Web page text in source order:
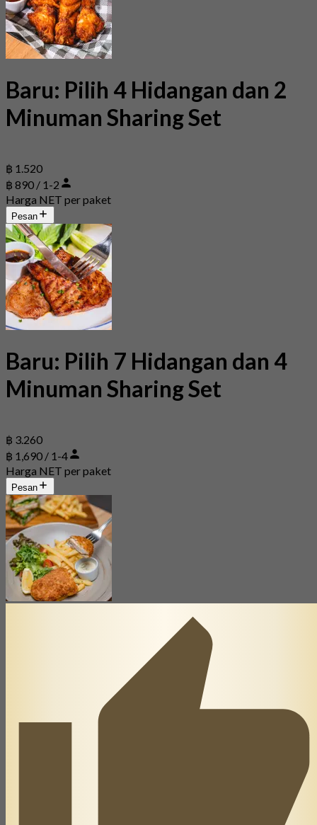
Baru: Pilih 4 Hidangan dan 2
Minuman Sharing Set
฿ 1.520
฿ 890 / 1-2
Harga NET per paket
Pesan
Baru: Pilih 7 Hidangan dan 4
Minuman Sharing Set
฿ 3.260
฿ 1,690 / 1-4
Harga NET per paket
Pesan